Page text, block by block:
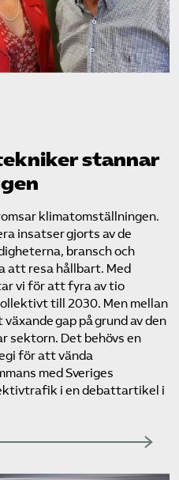
stannar
klimatomställningen.
insatser gjorts av de
bransch och
att resa hållbart. Med
vi för att fyra av tio
till 2030. Men mellan
gap på grund av den
sektorn. Det behövs en
för att vända
med Sveriges
i en debattartikel i